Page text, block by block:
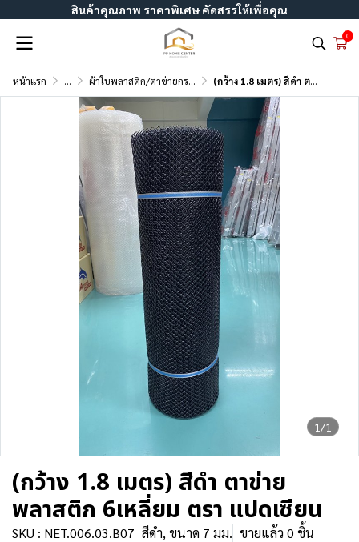
สินค้าคุณภาพ ราคาพิเศษ คัดสรรให้เพื่อคุณ
0
หน้าแรก ... ผ้าใบพลาสติก/ตาข่ายกรองแสง (กว้าง 1.8 เมตร) สีดำ ตาข่ายพลาสติก 6เหลี่ยม ตรา แปดเซียน
1/1
(กว้าง 1.8 เมตร) สีดำ ตาข่าย
พลาสติก 6เหลี่ยม ตรา แปดเซียน
SKU : NET.006.03.B07 สีดำ, ขนาด 7 มม. ขายแล้ว 0 ชิ้น